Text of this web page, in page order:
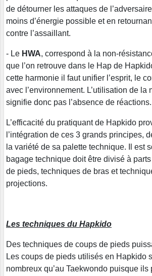
de détourner les attaques de
moins d’énergie possible et en
contre l’assaillant.
- Le HWA, correspond à la non-
que l’on retrouve dans le Hap de
cette harmonie il faut unifier l’esprit, le
avec l’environnement. L’utilisation de la
signifie donc pas l’absence de réactions.
L’efficacité du pratiquant de Hapkido
l’intégration de ces 3 grands principes,
la variété de sa palette technique. Il est
bagage technique doit être divisé à
de pieds, techniques de bras et
projections.
Les techniques du Hapkido
Des techniques de coups de pieds
Les coups de pieds utilisés en Hapkido
nombreux qu’au Taekwondo puisque ils